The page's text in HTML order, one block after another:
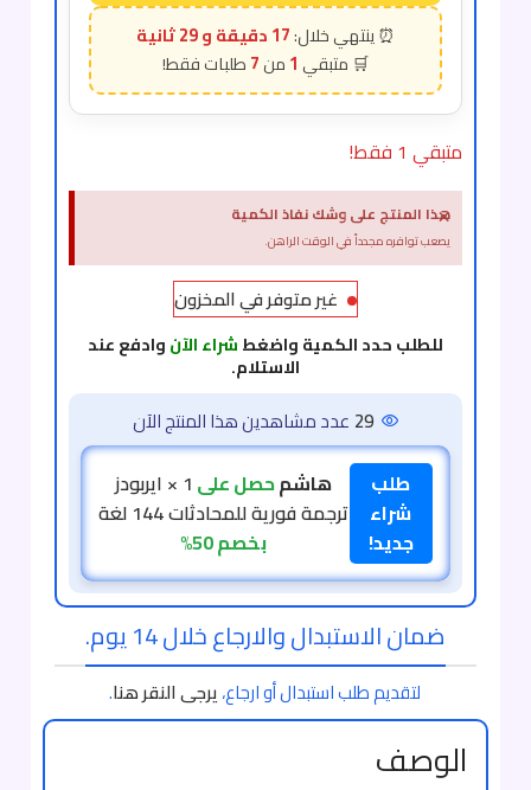
17 دقيقة و 28 ثانية
1
7
متبقي 1 فقط!
هذا المنتج على وشك نفاذ الكمية
يصعب توافره مجدداً في الوقت الراهن.
×
غير متوفر في المخزون
للطلب حدد الكمية واضغطشراء الآنوادفع عند
الاستلام.
29 عدد مشاهدين هذا المنتج الآن
طلب
شراء
جديد!
عمارحصل على 1 × ايربودز
ترجمة فورية للمحادثات 144
لغةبخصم 50%
ضمان الاستبدال والارجاع خلال 14 يوم.
لتقديم طلب استبدال أو ارجاع،يرجى النقر هنا.
الوصف